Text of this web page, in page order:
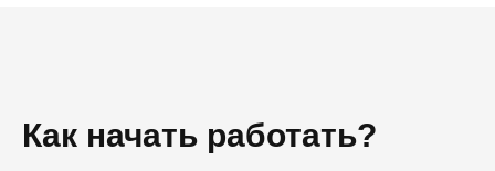
Как начать работать?